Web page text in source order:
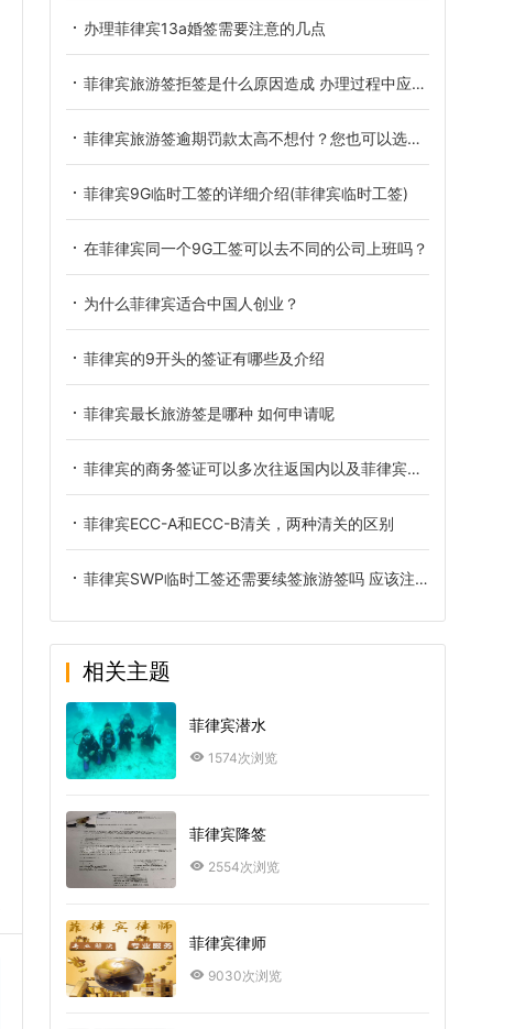
办理菲律宾13a婚签需要注意的几点
菲律宾旅游签拒签是什么原因造成 办理过程中应该注意什么
菲律宾旅游签逾期罚款太高不想付？您也可以选择这样回国
菲律宾9G临时工签的详细介绍(菲律宾临时工签)
在菲律宾同一个9G工签可以去不同的公司上班吗？
为什么菲律宾适合中国人创业？
菲律宾的9开头的签证有哪些及介绍
菲律宾最长旅游签是哪种 如何申请呢
菲律宾的商务签证可以多次往返国内以及菲律宾吗 如何办理菲律宾商务签证
菲律宾ECC-A和ECC-B清关，两种清关的区别
菲律宾SWP临时工签还需要续签旅游签吗 应该注意什么
相关主题
菲律宾潜水
1574次浏览
菲律宾降签
2554次浏览
菲律宾律师
9030次浏览